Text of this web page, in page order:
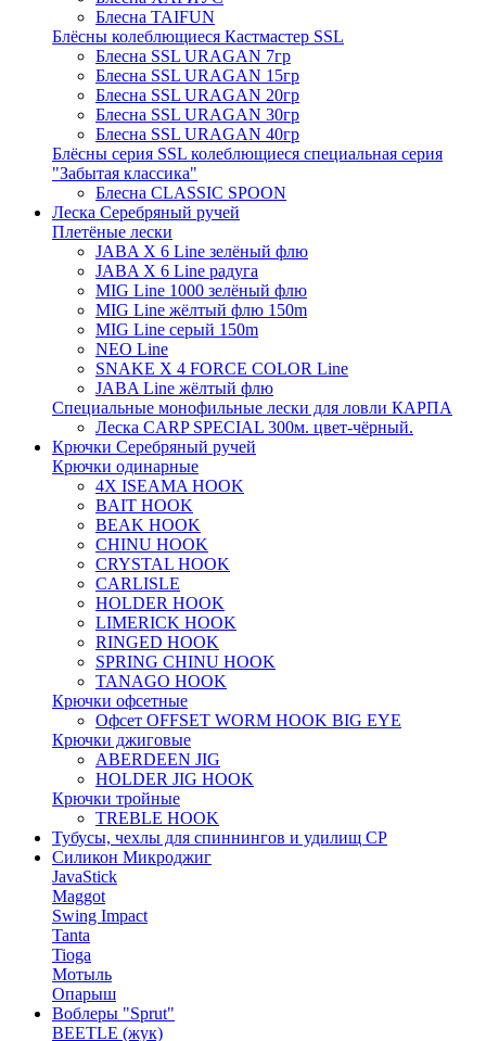
Блесна TAIFUN
Блёсны колеблющиеся Кастмастер SSL
Блесна SSL URAGAN 7гр
Блесна SSL URAGAN 15гр
Блесна SSL URAGAN 20гр
Блесна SSL URAGAN 30гр
Блесна SSL URAGAN 40гр
Блёсны серия SSL колеблющиеся специальная серия
"Забытая классика"
Блесна CLASSIC SPOON
Леска Серебряный ручей
Плетёные лески
JABA X 6 Line зелёный флю
JABA X 6 Line радуга
MIG Line 1000 зелёный флю
MIG Line жёлтый флю 150m
MIG Line серый 150m
NEO Line
SNAKE X 4 FORCE COLOR Line
JABA Line жёлтый флю
Специальные монофильные лески для ловли КАРПА
Леска CARP SPECIAL 300м. цвет-чёрный.
Крючки Серебряный ручей
Крючки одинарные
4X ISEAMA HOOK
BAIT HOOK
BEAK HOOK
CHINU HOOK
CRYSTAL HOOK
CARLISLE
HOLDER HOOK
LIMERICK HOOK
RINGED HOOK
SPRING CHINU HOOK
TANAGO HOOK
Крючки офсетные
Офсет OFFSET WORM HOOK BIG EYE
Крючки джиговые
ABERDEEN JIG
HOLDER JIG HOOK
Крючки тройные
TREBLE HOOK
Тубусы, чехлы для спиннингов и удилищ СР
Силикон Микроджиг
JavaStick
Maggot
Swing Impact
Tanta
Tioga
Мотыль
Опарыш
Воблеры "Sprut"
BEETLE (жук)